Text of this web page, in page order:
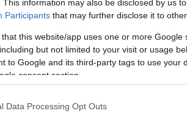
This information may also be disclosed by us
Participants that may further disclose it to
that this website/app uses one or more
but not limited to your visit or usage
to Google and its third-party tags to use your
consent section.
Data Processing Opt Outs
Spoiler 19/3: Ποιοι είναι οι
και εκπλήξεις αναμένεται να
του ΑΝΤ1, η Φαίη Σκορδά
θα χάσει η κόκκινη ομάδα και
για να διεκδικήσουν τη
2021 15:12